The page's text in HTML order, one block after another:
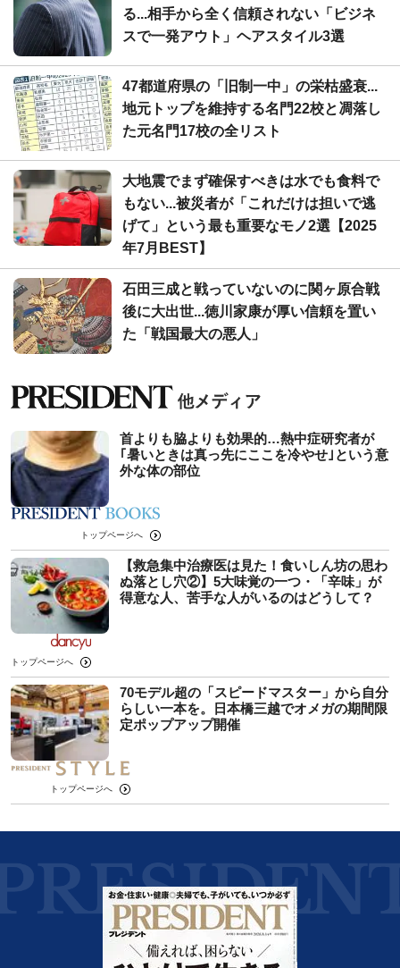
る...相手から全く信頼されない「ビジネ
スで一発アウト」ヘアスタイル3選
47都道府県の「旧制一中」の栄枯盛衰...
地元トップを維持する名門22校と凋落し
た元名門17校の全リスト
大地震でまず確保すべきは水でも食料で
もない...被災者が「これだけは担いで逃
げて」という最も重要なモノ2選【2025
年7月BEST】
石田三成と戦っていないのに関ヶ原合戦
後に大出世...徳川家康が厚い信頼を置い
た「戦国最大の悪人」
首よりも脇よりも効果的…熱中症研究者が
｢暑いときは真っ先にここを冷やせ｣という意
外な体の部位
トップページへ
【救急集中治療医は見た！食いしん坊の思わ
ぬ落とし穴②】5大味覚の一つ・「辛味」が
得意な人、苦手な人がいるのはどうして？
トップページへ
70モデル超の「スピードマスター」から自分
らしい一本を。日本橋三越でオメガの期間限
定ポップアップ開催
トップページへ